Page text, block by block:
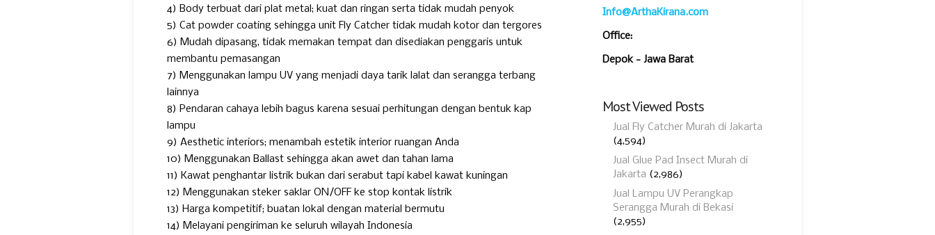
4) Body terbuat dari plat metal; kuat dan ringan serta tidak mudah penyok
5) Cat powder coating sehingga unit Fly Catcher tidak mudah kotor dan tergores
6) Mudah dipasang, tidak memakan tempat dan disediakan penggaris untuk
membantu pemasangan
7) Menggunakan lampu UV yang menjadi daya tarik lalat dan serangga terbang
lainnya
8) Pendaran cahaya lebih bagus karena sesuai perhitungan dengan bentuk kap
lampu
9) Aesthetic interiors; menambah estetik interior ruangan Anda
10) Menggunakan Ballast sehingga akan awet dan tahan lama
11) Kawat penghantar listrik bukan dari serabut tapi kabel kawat kuningan
12) Menggunakan steker saklar ON/OFF ke stop kontak listrik
13) Harga kompetitif; buatan lokal dengan material bermutu
14) Melayani pengiriman ke seluruh wilayah Indonesia
Info@ArthaKirana.com
Office:
Depok - Jawa Barat
Most Viewed Posts
Jual Fly Catcher Murah di Jakarta
(4,594)
Jual Glue Pad Insect Murah di
Jakarta (2,986)
Jual Lampu UV Perangkap
Serangga Murah di Bekasi
(2,955)